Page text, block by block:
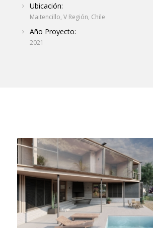
Ubicación:
Maitencillo, V Región, Chile
Año Proyecto:
2021